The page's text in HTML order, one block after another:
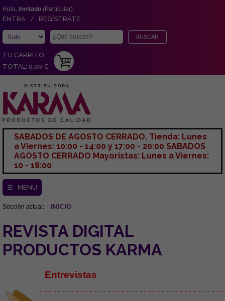
Hola, Invitado (Particular)
ENTRA / REGÍSTRATE
TU CARRITO
TOTAL: 0,00 €
SABADOS DE AGOSTO CERRADO. Tienda: Lunes
a Viernes: 10:00 - 14:00 y 17:00 - 20:00 SABADOS
AGOSTO CERRADO Mayoristas: Lunes a Viernes:
10 - 18:00
☰ MENU
Sección actual: INICIO
REVISTA DIGITAL
PRODUCTOS KARMA
Entrevistas
- - - - - - - - - - - - - - - - - - - - - - - - - - - - - - - - - - - - - - - -